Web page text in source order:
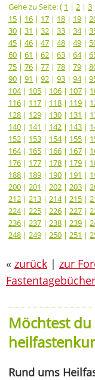
Gehe zu Seite: ( 1 | 2 | 3
15 | 16 | 17 | 18 | 19 |
30 | 31 | 32 | 33 | 34|
45 | 46 | 47 | 48 | 49 |
60 | 61 | 62 | 63 | 64|
75 | 76 | 77 | 78 | 79 |
90 | 91 | 92 | 93 | 94|
104| 105 | 106 | 107 |
116 | 117 | 118 | 119 |
128 | 129 | 130 | 131 |
140 | 141 | 142 | 143 |
152 | 153 | 154| 155 |
164| 165 | 166 | 167 |
176 | 177 | 178 | 179 |
188 | 189 | 190 | 191 |
200 | 201 | 202 | 203 |
212 | 213 | 214| 215 |
224| 225 | 226 | 227 |
236 | 237 | 238 | 239 |
248 | 249 | 250 | 251 |
« zurück | zur
Möchtest
Rund ums